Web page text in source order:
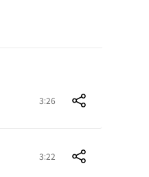
3:26
3:22